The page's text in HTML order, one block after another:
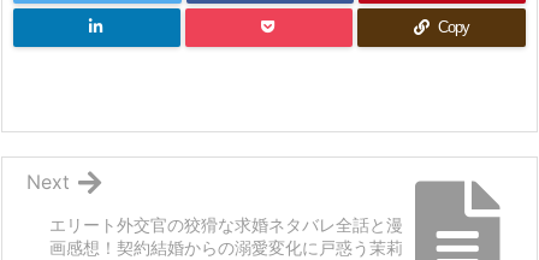
Copy
エリート外交官の狡猾な求婚ネタバレ全話と漫
画感想！契約結婚からの溺愛変化に戸惑う茉莉
Next